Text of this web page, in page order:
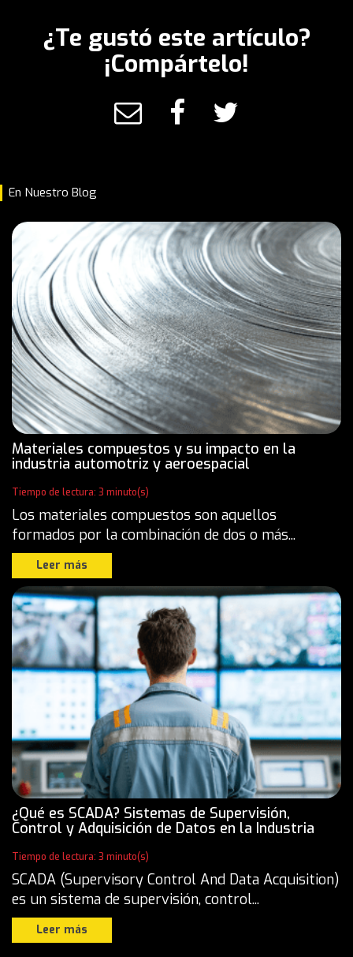
¿Te gustó este artículo?
¡Compártelo!
En Nuestro Blog
Materiales compuestos y su impacto en la
industria automotriz y aeroespacial
Tiempo de lectura: 3 minuto(s)
Los materiales compuestos son aquellos
formados por la combinación de dos o más...
Leer más
¿Qué es SCADA? Sistemas de Supervisión,
Control y Adquisición de Datos en la Industria
Tiempo de lectura: 3 minuto(s)
SCADA (Supervisory Control And Data Acquisition)
es un sistema de supervisión, control...
Leer más